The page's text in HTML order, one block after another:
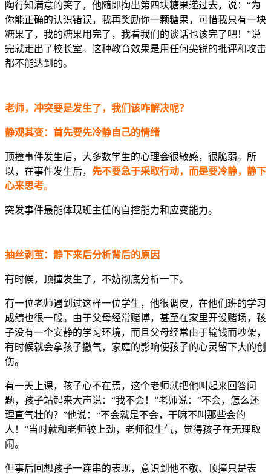
陶行知满意的笑了，他随即掏出第四块糖果递过去，说：“为
你能正确的认识错误，我再奖励你一颗糖果，可惜我只有一块
糖果了，我的糖果用完了，我看我们的谈话也该完了吧！”说
完就走出了校长室。这种教育效果是用任何尖锐的批评和攻击
都不能达到的。
老师，冲突要是发生了，我们该咋解决呢？
静观其变：首先要先冷静自己的情绪
顶撞事件发生后，大多数学生的心理会很敏感，很脆弱。所
以，在事件发生后， 先不要急于采取行动，而是要冷静，静下
心来思考。
突发事件最能体现班主任的自控能力和应变能力。
抽丝剥茧：静下来后分析背后的原因
有时候，顶撞发生了，不妨彻底分析一下。
有一位老师遇到过这样一位学生，他很调皮，在他们班的学习
成绩也很一般。由于父母经常赌博，甚至在家里开设赌场，孩
子没有一个安静的学习环境，而且父母经常由于输钱而吵架，
有时候就会拿孩子撒气，家庭的影响使孩子的心灵留下大的创
伤。
有一天上课，孩子心不在焉，这个老师就把他叫起来回答问
题，孩子站起来大声说：“我不会！”老师说：“不会，怎么还
理直气壮的？”他说：“不会就是不会，干嘛不叫那些会的
人！”当时就和老师较上劲，老师很生气，觉得孩子在无理取
闹。
但事后回想孩子一连串的表现，意识到他不敬、顶撞只是表